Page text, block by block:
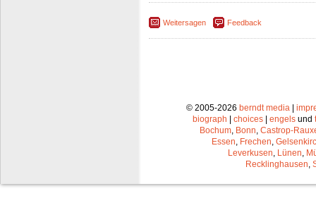
Weitersagen Feedback
© 2005-2026 berndt media|
biograph
choices engels und
Bochum, Bonn, Castrop-
Essen, Frechen,
Leverkusen, Lünen,
Recklinghausen,